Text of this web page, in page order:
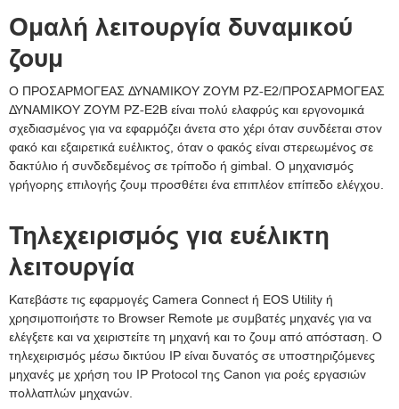
Ομαλή λειτουργία δυναμικού
ζουμ
Ο ΠΡΟΣΑΡΜΟΓΕΑΣ ΔΥΝΑΜΙΚΟΥ ΖΟΥΜ PZ-E2/ΠΡΟΣΑΡΜΟΓΕΑΣ
ΔΥΝΑΜΙΚΟΥ ΖΟΥΜ PZ-E2B είναι πολύ ελαφρύς και εργονομικά
σχεδιασμένος για να εφαρμόζει άνετα στο χέρι όταν συνδέεται στον
φακό και εξαιρετικά ευέλικτος, όταν ο φακός είναι στερεωμένος σε
δακτύλιο ή συνδεδεμένος σε τρίποδο ή gimbal. Ο μηχανισμός
γρήγορης επιλογής ζουμ προσθέτει ένα επιπλέον επίπεδο ελέγχου.
Τηλεχειρισμός για ευέλικτη
λειτουργία
Κατεβάστε τις εφαρμογές Camera Connect ή EOS Utility ή
χρησιμοποιήστε το Browser Remote με συμβατές μηχανές για να
ελέγξετε και να χειριστείτε τη μηχανή και το ζουμ από απόσταση. Ο
τηλεχειρισμός μέσω δικτύου IP είναι δυνατός σε υποστηριζόμενες
μηχανές με χρήση του IP Protocol της Canon για ροές εργασιών
πολλαπλών μηχανών.